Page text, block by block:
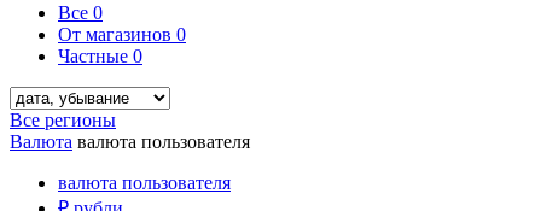
Все 0
От магазинов 0
Частные 0
Все регионы
Валюта валюта пользователя
валюта пользователя